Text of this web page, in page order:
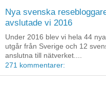
Nya svenska
avslutade vi 2016
Under 2016 blev vi hela 44
utgår från Sverige och 12
anslutna till nätverket....
271 kommentarer: